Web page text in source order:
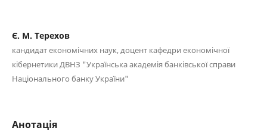
Є. М. Терехов
кандидат економічних наук, доцент кафедри економічної
кібернетики ДВНЗ "Українська академія банківської справи
Національного банку України"
Анотація